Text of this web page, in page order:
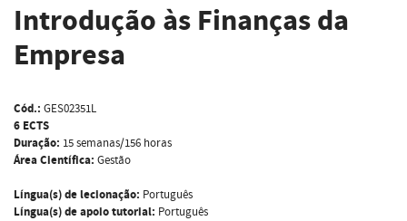
Introdução às Finanças da
Empresa
Cód.: GES02351L
6 ECTS
Duração: 15 semanas/156 horas
Área Científica: Gestão
Língua(s) de lecionação: Português
Língua(s) de apoio tutorial: Português